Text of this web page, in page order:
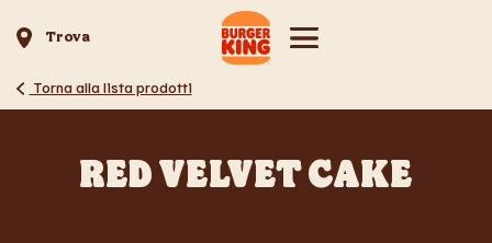
Trova
Torna alla lista prodotti
RED VELVET CAKE